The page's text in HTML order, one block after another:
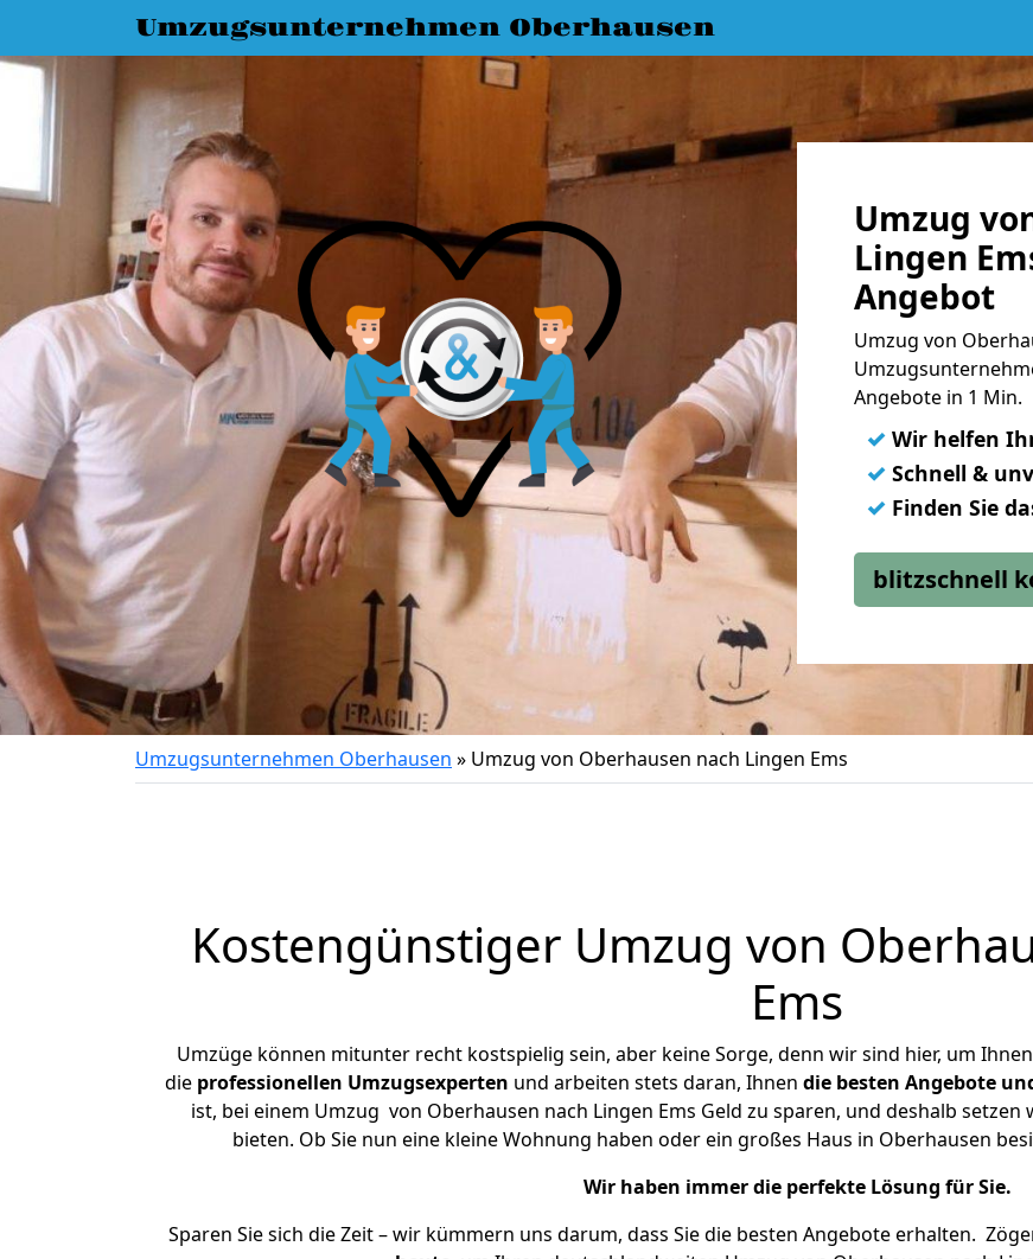
Umzugsunternehmen Oberhausen
Umzug
Lingen
Angebot
Umzug von
Angebote in 1 Min.
✓ Wir helfen
✓ Schnell &
✓ Finden Sie
blitzschnell
Umzugsunternehmen Oberhausen » Umzug von Oberhausen nach Lingen Ems
Kostengünstiger Umzug von
Ems
Umzüge können mitunter recht kostspielig sein, aber keine Sorge, denn wir sind hier, um
die professionellen Umzugsexperten und arbeiten stets daran, Ihnen die besten Angebote
ist, bei einem Umzug von Oberhausen nach Lingen Ems Geld zu sparen, und deshalb
bieten. Ob Sie nun eine kleine Wohnung haben oder ein großes Haus in Oberhausen
Wir haben immer die perfekte Lösung für Sie.
Sparen Sie sich die Zeit – wir kümmern uns darum, dass Sie die besten Angebote erhalten.